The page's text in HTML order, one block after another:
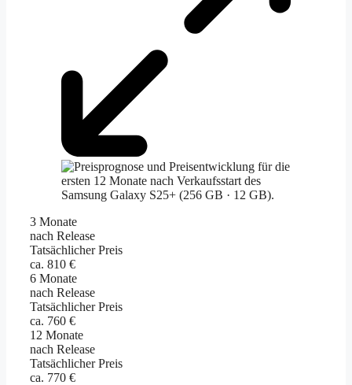
3 Monate
nach Release
Tatsächlicher Preis
ca. 810 €
6 Monate
nach Release
Tatsächlicher Preis
ca. 760 €
12 Monate
nach Release
Tatsächlicher Preis
ca. 770 €